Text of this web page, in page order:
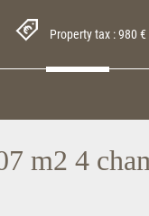
Property tax : 980 €
m2 4